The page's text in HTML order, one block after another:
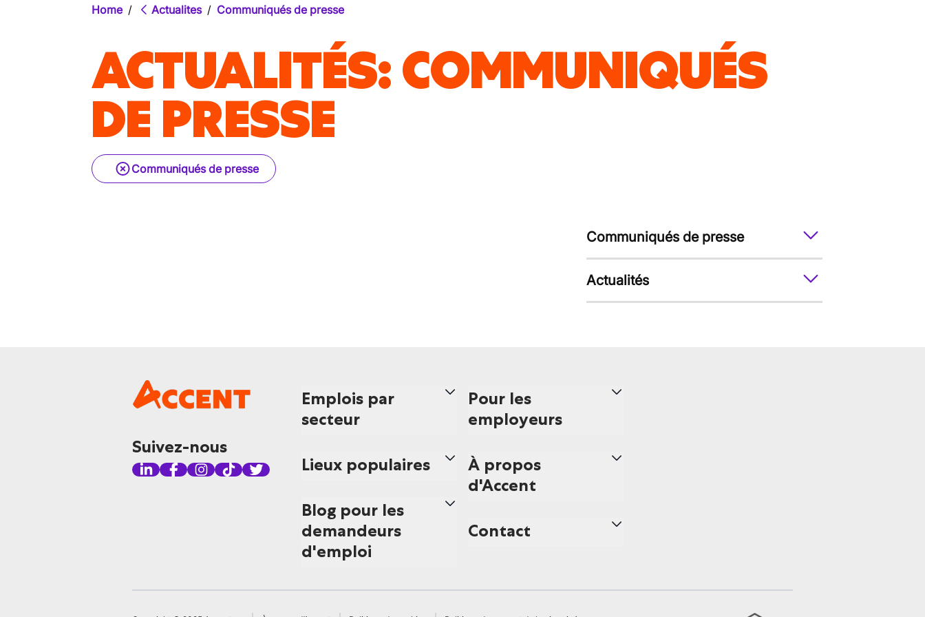
Home / Actualites / Communiqués de presse
ACTUALITÉS:COMMUNIQUÉS
DE PRESSE
Communiqués de presse
Communiqués de presse
Actualités
Suivez-nous
Emplois par
secteur
Lieux populaires
Blog pour les
demandeurs
d'emploi
Pour les
employeurs
À propos
d'Accent
Contact